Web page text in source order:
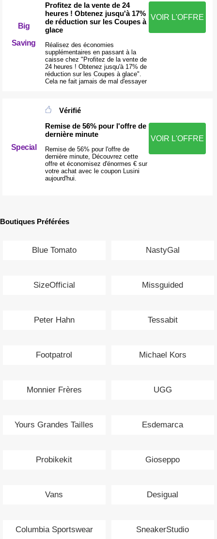
Big
Saving
Profitez de la vente de 24
heures ! Obtenez jusqu'à 17%
de réduction sur les Coupes à
glace
Réalisez des économies
supplémentaires en passant à la
caisse chez "Profitez de la vente de
24 heures ! Obtenez jusqu'à 17% de
réduction sur les Coupes à glace".
Cela ne fait jamais de mal d'essayer
VOIR L'OFFRE
Special
Vérifié
Remise de 56% pour l'offre de
dernière minute
Remise de 56% pour l'offre de
dernière minute, Découvrez cette
offre et économisez d'énormes € sur
votre achat avec le coupon Lusini
aujourd'hui.
VOIR L'OFFRE
Boutiques Préférées
Blue Tomato NastyGal
SizeOfficial Missguided
Peter Hahn Tessabit
Footpatrol Michael Kors
Monnier Frères UGG
Yours Grandes Tailles Esdemarca
Probikekit Gioseppo
Vans Desigual
Columbia Sportswear SneakerStudio